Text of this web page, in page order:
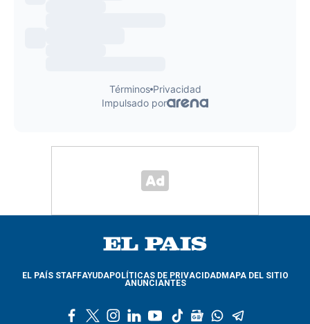
EL PAÍS STAFFAYUDAPOLÍTICAS DE PRIVACIDADMAPA DEL SITIO
ANUNCIANTES
l
y
t
g
w